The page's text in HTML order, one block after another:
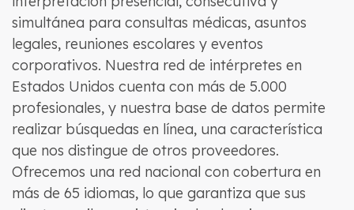
simultánea para consultas médicas, asuntos
legales, reuniones escolares y eventos
corporativos. Nuestra red de intérpretes en
Estados Unidos cuenta con más de 5.000
profesionales, y nuestra base de datos permite
realizar búsquedas en línea, una característica
que nos distingue de otros proveedores.
Ofrecemos una red nacional con cobertura en
más de 65 idiomas, lo que garantiza que sus